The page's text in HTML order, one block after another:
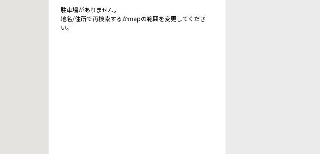
駐車場がありません。
地名/住所で再検索するかmapの範囲を変更してくださ
い。